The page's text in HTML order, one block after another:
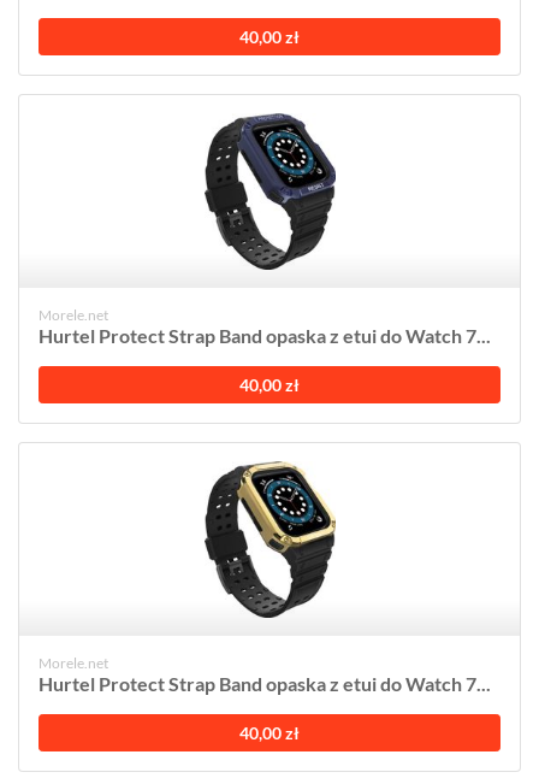
40,00 zł
Morele.net
Hurtel Protect Strap Band opaska z etui do Watch 7...
40,00 zł
Morele.net
Hurtel Protect Strap Band opaska z etui do Watch 7...
40,00 zł